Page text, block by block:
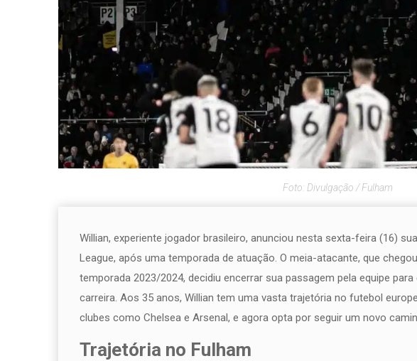
Foto: Divulgação / Fulham
Willian, experiente jogador brasileiro, anunciou nesta sexta-feira (16)
League, após uma temporada de atuação. O meia-atacante, que
temporada 2023/2024, decidiu encerrar sua passagem pela equipe
carreira. Aos 35 anos, Willian tem uma vasta trajetória no futebol
clubes como Chelsea e Arsenal, e agora opta por seguir um novo
Trajetória no Fulham